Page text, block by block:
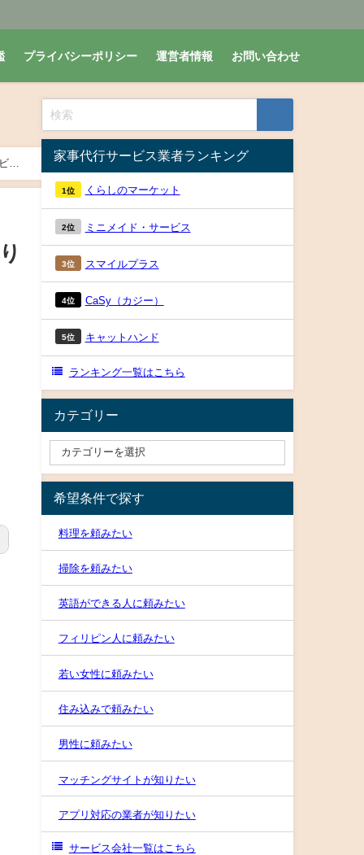
プライバシーポリシー 運営者情報 お問い合わせ
ス
家事代行サービス業者ランキング
1位 くらしのマーケット
2位 ミニメイド・サービス
3位 スマイルプラス
4位 CaSy（カジー）
5位 キャットハンド
ランキング一覧はこちら
カテゴリー
希望条件で探す
料理を頼みたい
掃除を頼みたい
英語ができる人に頼みたい
フィリピン人に頼みたい
若い女性に頼みたい
住み込みで頼みたい
男性に頼みたい
マッチングサイトが知りたい
アプリ対応の業者が知りたい
サービス会社一覧はこちら